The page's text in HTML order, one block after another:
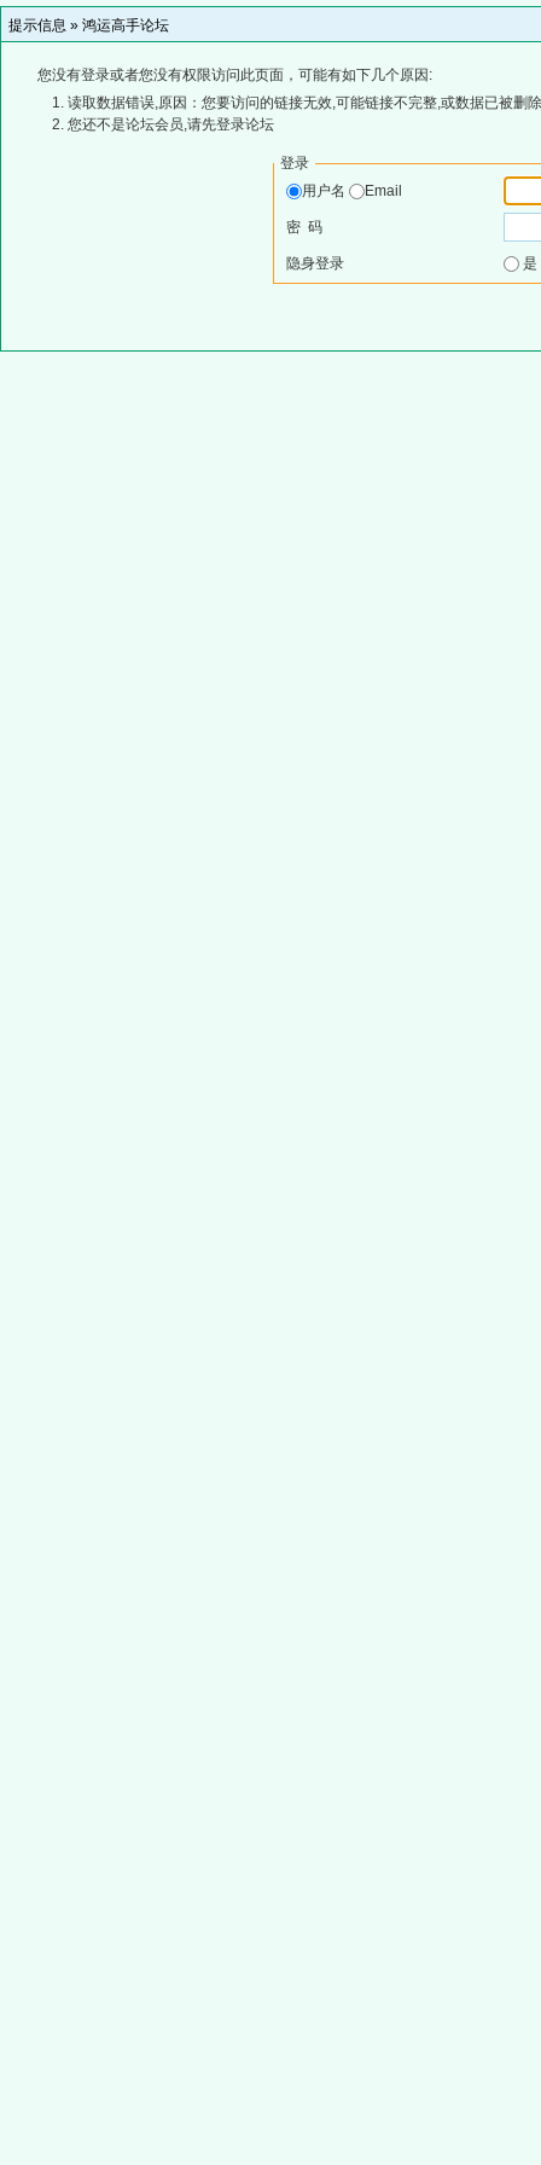
提示信息 » 鸿运高手论坛
您没有登录或者您没有权限访问此页面，可能有如下几个原因:
读取数据错误,原因：您要访问的链接无效,可能链接不完整,或数据已被删
您还不是论坛会员,请先登录论坛
登录
用户名
Email
密 码
隐身登录